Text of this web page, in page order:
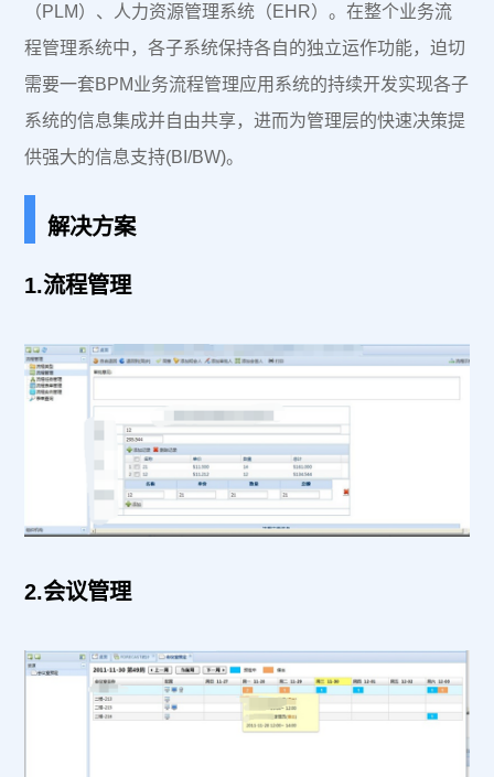
（PLM）、人力资源管理系统（EHR）。在整个业务流
程管理系统中，各子系统保持各自的独立运作功能，迫切
需要一套BPM业务流程管理应用系统的持续开发实现各子
系统的信息集成并自由共享，进而为管理层的快速决策提
供强大的信息支持(BI/BW)。
解决方案
1.流程管理
2.会议管理